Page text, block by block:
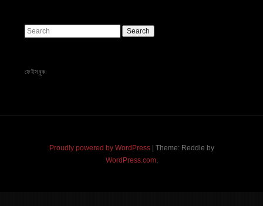
Search
ফেইসবুক
Proudly powered by WordPress | Theme: Reddle by
WordPress.com.